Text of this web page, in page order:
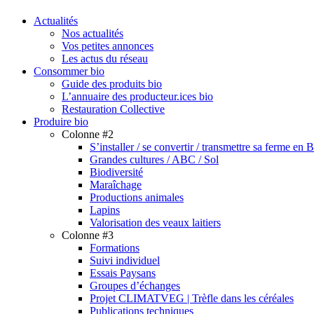
search
Menu
Actualités
Nos actualités
Vos petites annonces
Les actus du réseau
Consommer bio
Guide des produits bio
L’annuaire des producteur.ices bio
Restauration Collective
Produire bio
Colonne #2
S’installer / se convertir / transmettre sa ferme en
Grandes cultures / ABC / Sol
Biodiversité
Maraîchage
Productions animales
Lapins
Valorisation des veaux laitiers
Colonne #3
Formations
Suivi individuel
Essais Paysans
Groupes d’échanges
Projet CLIMATVEG | Trèfle dans les céréales
Publications techniques